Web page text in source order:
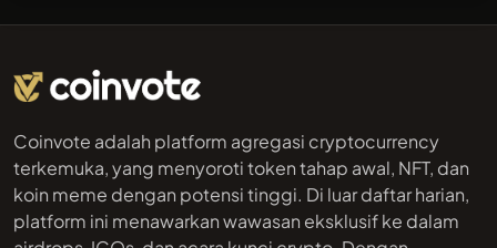
Coinvote adalah platform agregasi cryptocurrency
terkemuka, yang menyoroti token tahap awal, NFT, dan
koin meme dengan potensi tinggi. Di luar daftar harian,
platform ini menawarkan wawasan eksklusif ke dalam